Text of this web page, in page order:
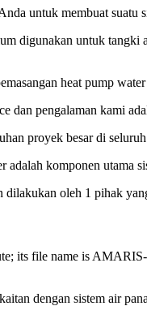
untuk membuat suatu
digunakan untuk
heat pump
dan pengalaman kami
proyek besar di
adalah komponen utama
oleh 1 pihak
dengan sistem air